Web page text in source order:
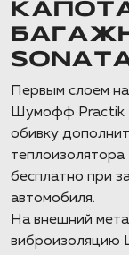
Первым слоем
Шумофф Practik
обивку
бесплатно при
автомобиля.
На внешний
виброизоляцию